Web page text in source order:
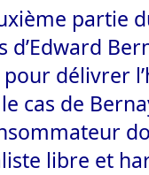
partie
d’Edward
délivrer
cas de
libre et